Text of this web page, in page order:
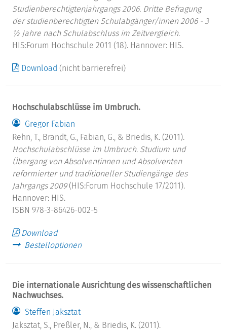
Studienberechtigtenjahrgangs 2006. Dritte Befragung
der studienberechtigten Schulabgänger/innen 2006 - 3
½ Jahre nach Schulabschluss im Zeitvergleich.
HIS:Forum Hochschule 2011 (18). Hannover: HIS.
Download (nicht barrierefrei)
Hochschulabschlüsse im Umbruch.
Gregor Fabian
Rehn, T., Brandt, G., Fabian, G., & Briedis, K. (2011).
Hochschulabschlüsse im Umbruch. Studium und
Übergang von Absolventinnen und Absolventen
reformierter und traditioneller Studiengänge des
Jahrgangs 2009(HIS:Forum Hochschule 17/2011).
Hannover: HIS.
ISBN 978-3-86426-002-5
Download
Bestelloptionen
Die internationale Ausrichtung des wissenschaftlichen
Nachwuchses.
Steffen Jaksztat
Jaksztat, S., Preßler, N., & Briedis, K. (2011).